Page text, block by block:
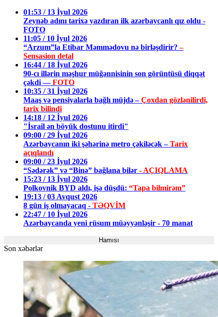
01:53 / 13 İyul 2026
Zeynəb adını tarixə yazdıran ilk azərbaycanlı qız oldu -
FOTO
11:05 / 10 İyul 2026
“Arzum”la Etibar Məmmədovu nə birləşdirir?–
Sensasion detal
16:44 / 18 İyul 2026
90-cı illərin məşhur müğənnisinin son görüntüsü diqqət
çəkdi —FOTO
10:35 / 31 İyul 2026
Maaş və pensiyalarla bağlı müjdə –Çoxdan gözlənilirdi,
tarix bilindi
14:18 / 12 İyul 2026
"İsrail ən böyük dostunu itirdi"
09:00 / 29 İyul 2026
Azərbaycanın iki şəhərinə metro çəkiləcək –Tarix
açıqlandı
09:00 / 23 İyul 2026
“Sədərək” və “Binə” bağlana bilər - AÇIQLAMA
15:23 / 13 İyul 2026
Polkovnik BYD aldı, işə düşdü: “Tapa bilmirəm”
19:13 / 03 Avqust 2026
8 gün iş olmayacaq - TƏQVİM
22:47 / 10 İyul 2026
Azərbaycanda yeni rüsum müəyyənləşir - 70 manat
Hamısı
Son xəbərlər